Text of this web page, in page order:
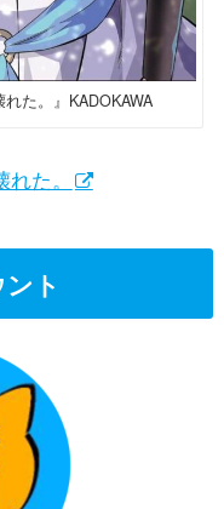
た。』KADOKAWA
た。
ト